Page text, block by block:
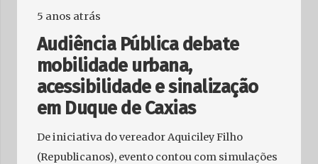
5 anos atrás
Audiência Pública debate
mobilidade urbana,
acessibilidade e sinalização
em Duque de Caxias
De iniciativa do vereador Aquiciley Filho
(Republicanos), evento contou com simulações